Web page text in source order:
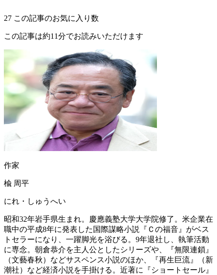
27 この記事のお気に入り数
この記事は約11分でお読みいただけます
作家
楡 周平
にれ・しゅうへい
昭和32年岩手県生まれ。慶應義塾大学大学院修了。米企業在
職中の平成8年に発表した国際謀略小説『Ｃの福音』がベス
トセラーになり、一躍脚光を浴びる。9年退社し、執筆活動
に専念。朝倉恭介を主人公としたシリーズや、『無限連鎖』
（文藝春秋）などサスペンス小説のほか、『再生巨流』（新
潮社）など経済小説を手掛ける。近著に『ショートセール』